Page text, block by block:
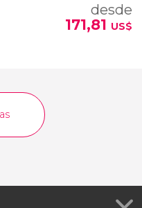
desde
171,81 US$